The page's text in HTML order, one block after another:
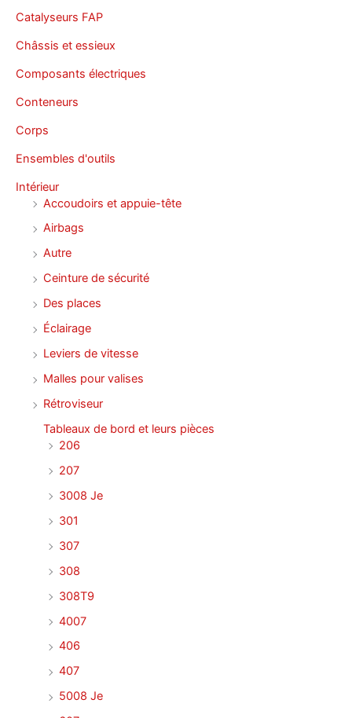
Catalyseurs FAP
Châssis et essieux
Composants électriques
Conteneurs
Corps
Ensembles d'outils
Intérieur
Accoudoirs et appuie-tête
Airbags
Autre
Ceinture de sécurité
Des places
Éclairage
Leviers de vitesse
Malles pour valises
Rétroviseur
Tableaux de bord et leurs pièces
206
207
3008 Je
301
307
308
308T9
4007
406
407
5008 Je